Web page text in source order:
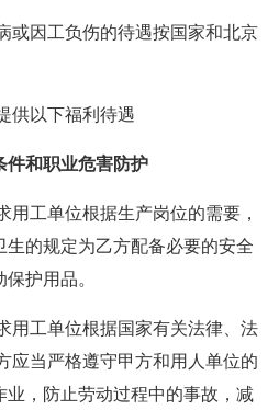
或因工负伤的待遇按国家和北京
供以下福利待遇
件和职业危害防护
用工单位根据生产岗位的需要，
的规定为乙方配备必要的安全
护用品。
用工单位根据国家有关法律、法
应当严格遵守甲方和用人单位的
，防止劳动过程中的事故，减